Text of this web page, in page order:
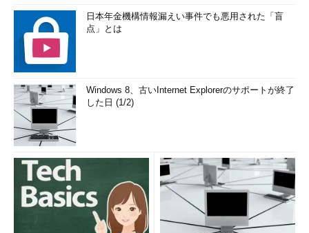
日本年金機構情報漏えい事件でも悪用された「盲
点」とは
Windows 8、古いInternet Explorerのサポートが終了
した日 (1/2)